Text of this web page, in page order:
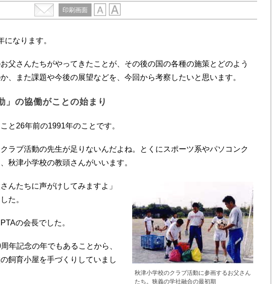
印刷画面
なります。
父さんたちがやってきたことが、その後の国の各種の施策とどのよう
、また課題や今後の展望などを、今回から考察したいと思います。
」の協働がことの始まり
と26年前の1991年のことです。
ラブ活動の先生が足りないんだよね。とくにスポーツ系やパソコンク
秋津小学校の教頭さんがいいます。
秋津小学校のクラブ活動に参画するお父さん
たち。狭義の学社融合の最初期
んたちに声がけしてみますよ」
た。
の会長でした。
年記念の年でもあることから、
飼育小屋を手づくりしていまし